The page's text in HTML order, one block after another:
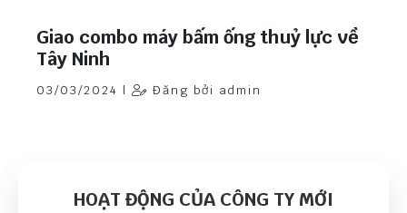
Giao combo máy bấm ống thuỷ lực về
Tây Ninh
03/03/2024 | Đăng bởi admin
HOẠT ĐỘNG CỦA CÔNG TY MỚI